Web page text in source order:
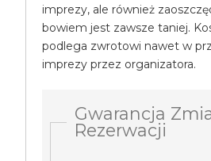
imprezy, ale również
bowiem jest zawsze taniej.
podlega zwrotowi nawet w
imprezy przez organizatora.
Gwarancja
Rezerwacji